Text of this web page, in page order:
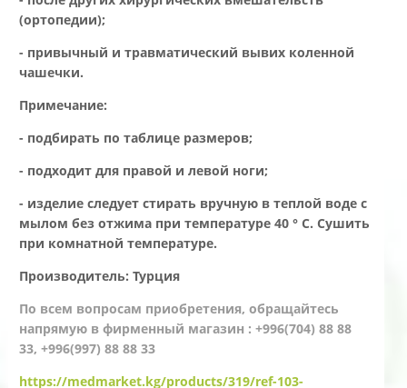
(ортопедии);
- привычный и травматический вывих коленной
чашечки.
Примечание:
- подбирать по таблице размеров;
- подходит для правой и левой ноги;
- изделие следует стирать вручную в теплой воде с
мылом без отжима при температуре 40 ° C. Сушить
при комнатной температуре.
Производитель: Турция
По всем вопросам приобретения, обращайтесь
напрямую в фирменный магазин : +996(704) 88 88
33, +996(997) 88 88 33
https://medmarket.kg/products/319/ref-103-